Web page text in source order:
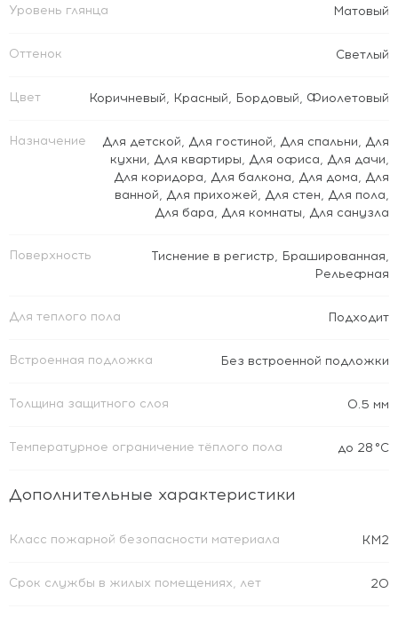
Уровень глянца Матовый
Оттенок Светлый
Цвет Коричневый, Красный, Бордовый, Фиолетовый
Назначение Для детской, Для гостиной, Для спальни, Для
кухни, Для квартиры, Для офиса, Для дачи,
Для коридора, Для балкона, Для дома, Для
ванной, Для прихожей, Для стен, Для пола,
Для бара, Для комнаты, Для санузла
Поверхность Тиснение в регистр, Брашированная,
Рельефная
Для теплого пола Подходит
Встроенная подложка Без встроенной подложки
Толщина защитного слоя 0.5 мм
Температурное ограничение тёплого пола до 28 °C
Дополнительные характеристики
Класс пожарной безопасности материала КМ2
Срок службы в жилых помещениях, лет 20